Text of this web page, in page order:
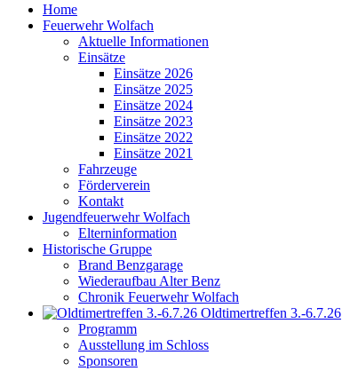
Home
Feuerwehr Wolfach
Aktuelle Informationen
Einsätze
Einsätze 2026
Einsätze 2025
Einsätze 2024
Einsätze 2023
Einsätze 2022
Einsätze 2021
Fahrzeuge
Förderverein
Kontakt
Jugendfeuerwehr Wolfach
Elterninformation
Historische Gruppe
Brand Benzgarage
Wiederaufbau Alter Benz
Chronik Feuerwehr Wolfach
Oldtimertreffen 3.-6.7.26
Programm
Ausstellung im Schloss
Sponsoren